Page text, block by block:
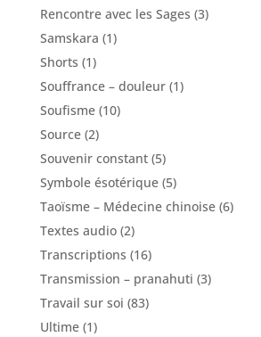
Rencontre avec les Sages (3)
Samskara (1)
Shorts (1)
Souffrance – douleur(1)
Soufisme(10)
Source(2)
Souvenir constant(5)
Symbole ésotérique(5)
Taoïsme – Médecine chinoise(6)
Textes audio(2)
Transcriptions (16)
Transmission – pranahuti (3)
Travail sur soi (83)
Ultime(1)